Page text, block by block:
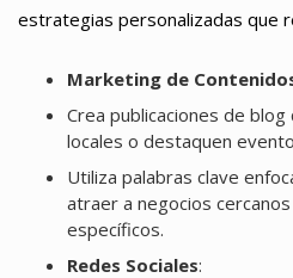
estrategias personalizadas que
Marketing de
Crea publicaciones de
locales o destaquen
Utiliza palabras clave
atraer a negocios
específicos.
Redes Sociales: